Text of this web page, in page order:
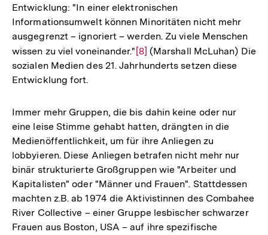
Entwicklung: "In einer elektronischen
Informationsumwelt können Minoritäten nicht mehr
ausgegrenzt – ignoriert – werden. Zu viele Menschen
wissen zu viel voneinander." Zur
Auflösung
[8] (Marshall McLuhan) Die
sozialen Medien des 21. Jahrhunderts setzen diese
Entwicklung fort.
Immer mehr Gruppen, die bis dahin keine oder nur
eine leise Stimme gehabt hatten, drängten in die
Medienöffentlichkeit, um für ihre Anliegen zu
lobbyieren. Diese Anliegen betrafen nicht mehr nur
binär strukturierte Großgruppen wie "Arbeiter und
Kapitalisten" oder "Männer und Frauen". Stattdessen
machten z.B. ab 1974 die Aktivistinnen des Combahee
River Collective – einer Gruppe lesbischer schwarzer
Frauen aus Boston, USA – auf ihre spezifische